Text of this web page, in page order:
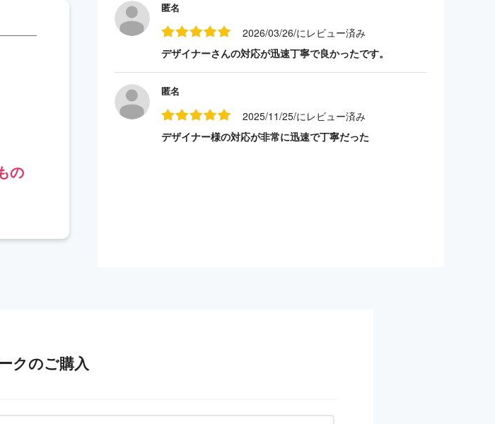
の
匿名
2026/03/26/にレビュー済み
デザイナーさんの対応が迅速丁寧で良かったです。
匿名
2025/11/25/にレビュー済み
デザイナー様の対応が非常に迅速で丁寧だった
クのご購入